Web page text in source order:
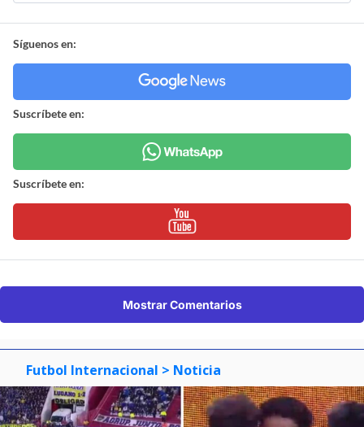
Síguenos en:
Suscríbete en:
Suscríbete en:
Mostrar Comentarios
Futbol Internacional > Noticia